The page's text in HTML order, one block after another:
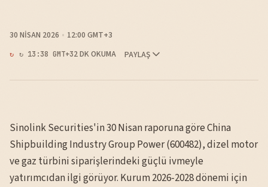
30 NISAN 2026 12:00 GMT+3
↻ 13:38 GMT+32 DK OKUMA PAYLAŞ
Sinolink Securities'in 30 Nisan raporuna göre China
Shipbuilding Industry Group Power (600482), dizel motor
ve gaz türbini siparişlerindeki güçlü ivmeyle
yatırımcıdan ilgi görüyor. Kurum 2026-2028 dönemi için